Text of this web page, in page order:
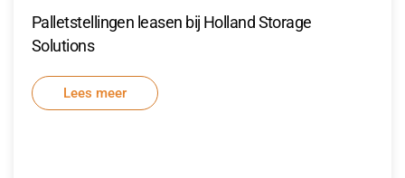
Palletstellingen leasen bij Holland Storage
Solutions
Lees meer